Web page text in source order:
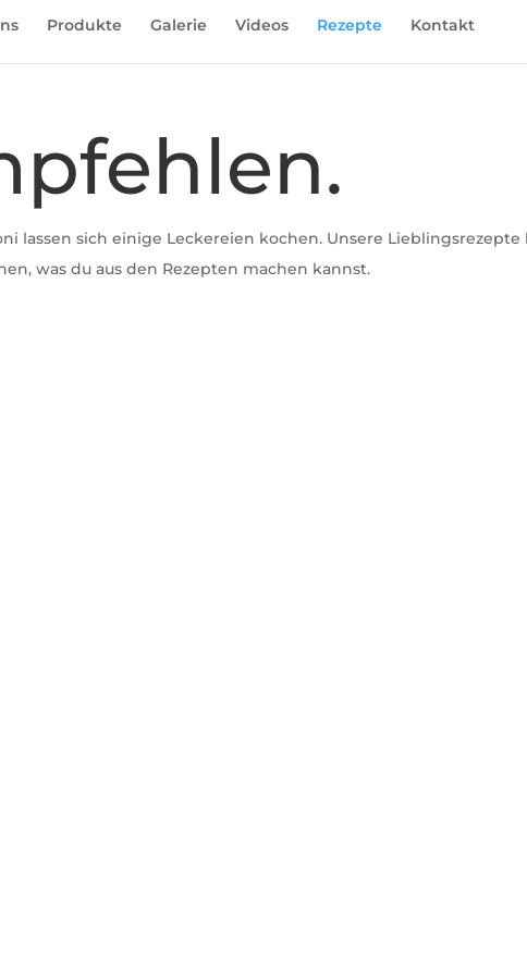
Produkte Galerie Videos Rezepte Kontakt
lassen sich einige Leckereien kochen. Unsere
was du aus den Rezepten machen kannst.